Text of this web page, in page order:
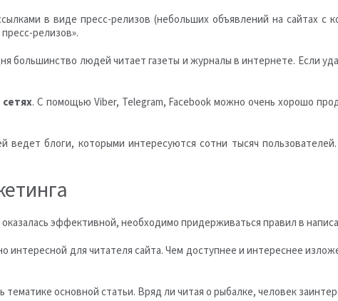
в виде пресс-релизов (небольших объявлений на сайтах с
релизов».
большинство людей читает газеты и журналы в интернете. Если
. С помощью Viber, Telegram, Facebook можно очень хорошо
ведет блоги, которыми интересуются сотни тысяч
эффективной, необходимо придерживаться правил в
интересной для читателя сайта. Чем доступнее и интереснее
основной статьи. Вряд ли читая о рыбалке, человек